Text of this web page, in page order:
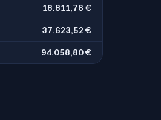
18.811,76 €
37.623,52 €
94.058,80 €